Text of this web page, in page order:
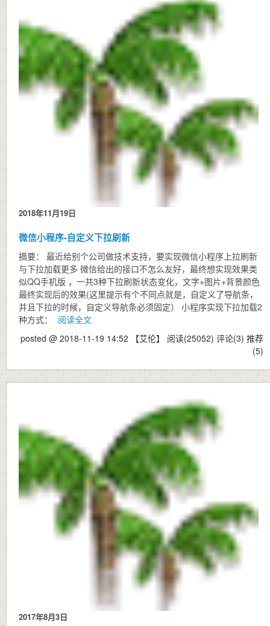
2018年11月19日
微信小程序-自定义下拉刷新
摘要： 最近给别个公司做技术支持，要实现微信小程序上拉刷新
与下拉加载更多 微信给出的接口不怎么友好，最终想实现效果类
似QQ手机版 ，一共3种下拉刷新状态变化，文字+图片+背景颜色
最终实现后的效果(这里提示有个不同点就是，自定义了导航条，
并且下拉的时候，自定义导航条必须固定） 小程序实现下拉加载2
种方式：
阅读全文
posted @ 2018-11-19 14:52 【艾伦】 阅读(25052) 评论(3) 推荐
(5)
2017年8月3日